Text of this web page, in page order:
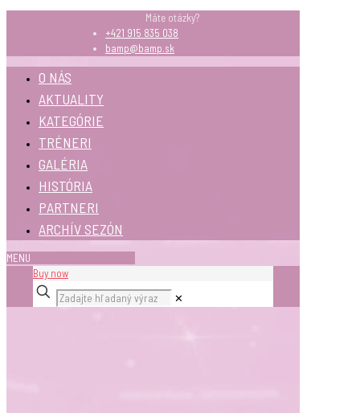
Máte otázky?
+421 915 835 038
bamp@bamp.sk
O NÁS
AKTUALITY
KATEGÓRIE
TRÉNERI
GALÉRIA
HISTÓRIA
PARTNERI
ARCHÍV SEZÓN
MENU
Buy now
✕